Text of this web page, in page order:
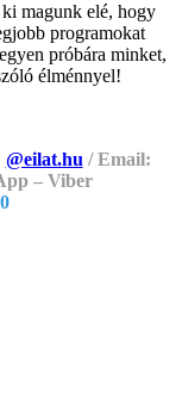
magunk elé, hogy
programokat
próbára minket,
élménnyel!
@eilat.hu / Email:
– Viber